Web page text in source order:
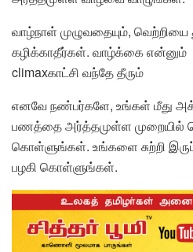
வாழ்நாள் முழுவதையும், வெற்றியை
கழிக்காதீர்கள். வாழ்க்கை
climaxகாட்சி வந்தே தீரும்
எனவே நண்பர்களே, உங்கள் மீது
பணத்தை அர்த்தமுள்ள முறையில்
கொள்ளுங்கள். உங்களை சுற்றி
பழகி கொள்ளுங்கள்.